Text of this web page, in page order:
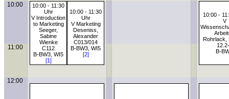
10:00
10:00 - 11:30
Uhr
V Introduction
to Marketing
Seeger,
Sabine
Wienke
C112
B-BW3, WI5
[1]
10:00 - 11:30
Uhr
V Marketing
Deseniss,
Alexander
C013/014
B-BW3, WI5
[2]
10:00 -
V
Rohrlack,
B-
11:00
12:00